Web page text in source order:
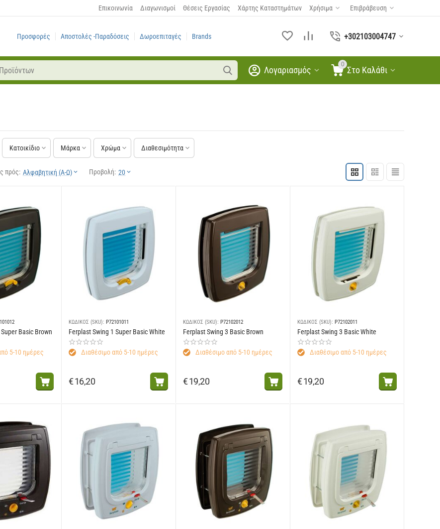
Επικοινωνία Διαγωνισμοί Θέσεις Εργασίας Χάρτης Καταστημάτων Χρήσιμα Επιβράβευση
Προσφορές Αποστολές -Παραδόσεις Δωροεπιταγές Brands +302103004747
0
Στο Καλάθι
Λογαριασμός
Κατοικίδιο Μάρκα Χρώμα Διαθεσιμότητα
πρός: Αλφαβητική (Α-Ω) Προβολή: 20
Basic Brown
5-10 ημέρες
ΚΩΔΙΚΟΣ (SKU): P72101011
Ferplast Swing 1 Super Basic White
Διαθέσιμο από 5-10 ημέρες
€16,20
ΚΩΔΙΚΟΣ (SKU): P72102012
Ferplast Swing 3 Basic Brown
Διαθέσιμο από 5-10 ημέρες
€19,20
ΚΩΔΙΚΟΣ (SKU): P72102011
Ferplast Swing 3 Basic White
Διαθέσιμο από 5-10 ημέρες
€19,20